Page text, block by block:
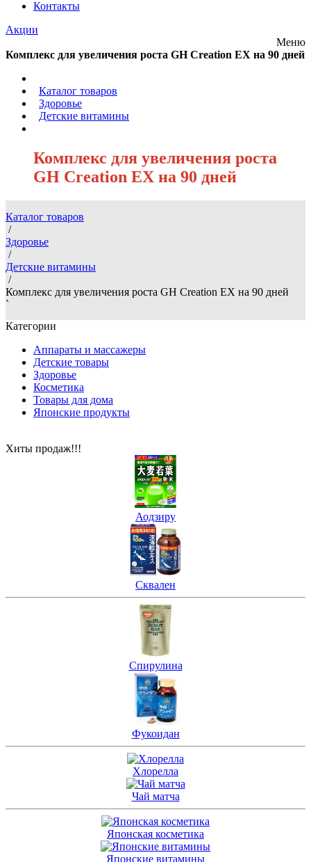
Контакты
Акции
Меню
Комплекс для увеличения роста GH Creation EX на 90 дней
Каталог товаров
Здоровье
Детские витамины
Комплекс для увеличения роста
GH Creation EX на 90 дней
Каталог товаров
/
Здоровье
/
Детские витамины
/
Комплекс для увеличения роста GH Creation EX на 90 дней
`
Категории
Аппараты и массажеры
Детские товары
Здоровье
Косметика
Товары для дома
Японские продукты
Хиты продаж!!!
Аодзиру
Сквален
Спирулина
Фукоидан
Хлорелла
Чай матча
Японская косметика
Японские витамины